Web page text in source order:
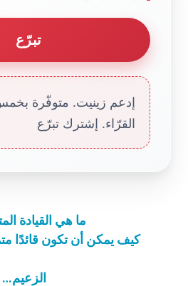
تبرّع
إدعم زينيت. متوفّرة
القرّاء. إشترك تبرّع
ما هي القيادة
كيف يمكن أن تكون قائدًا